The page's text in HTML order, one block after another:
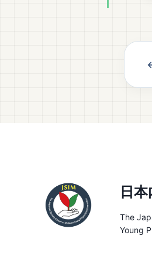
日
The
Young